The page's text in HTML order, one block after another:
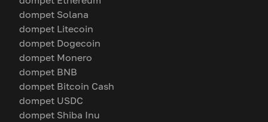
dompet Solana
dompet Litecoin
dompet Dogecoin
dompet Monero
dompet BNB
dompet Bitcoin Cash
dompet USDC
dompet Shiba Inu